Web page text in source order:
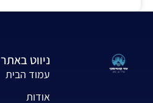
ניווט באתר
עמוד הבית
אודות